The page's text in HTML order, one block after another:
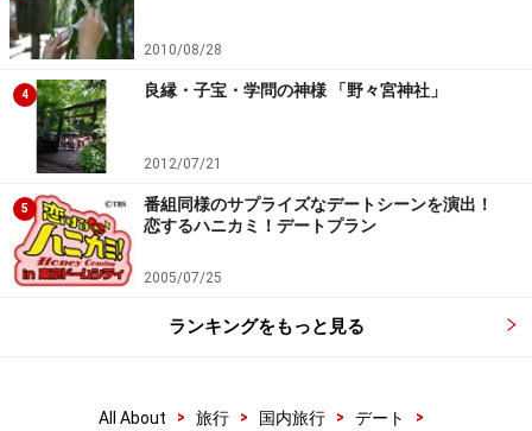
2010/08/28
4 良縁・子宝・学問の神様 「野々宮神社」
2012/07/21
5
番組同様のサプライズなデートシーンを演出！
恋するハニカミ！デートプラン
2005/07/25
ランキングをもっと見る
All About > 旅行 > 国内旅行 > デート
>